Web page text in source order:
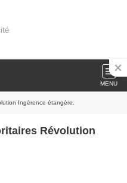
MENU
Ingérence étangére.
Révolution